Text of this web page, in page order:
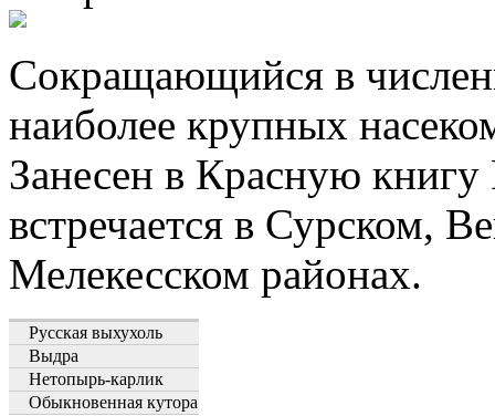
Сокращающийся в
наиболее крупных
Занесен в Красную
встречается в Сурском,
Мелекесском районах.
Русская выхухоль
Выдра
Нетопырь-карлик
Обыкновенная кутора